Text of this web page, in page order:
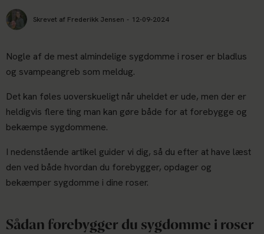
Skrevet af Frederikk Jensen - 12-09-2024
Nogle af de mest almindelige sygdomme i roser er bladlus
og svampeangreb som meldug.
Det kan føles uoverskueligt når uheldet er ude, men der er
heldigvis flere ting man kan gøre både for at forebygge og
bekæmpe sygdommene.
I nedenstående artikel guider vi dig, så du efter at have læst
den ved både hvordan du forebygger, opdager og
bekæmper sygdomme i dine roser.
Sådan forebygger du sygdomme i roser